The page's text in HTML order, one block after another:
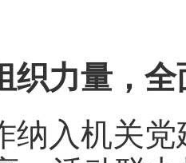
织力量，
纳入机关